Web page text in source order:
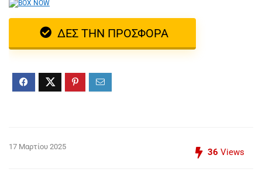
ΔΕΣ ΤΗΝ ΠΡΟΣΦΟΡΑ
17 Μαρτίου 2025
36 Views